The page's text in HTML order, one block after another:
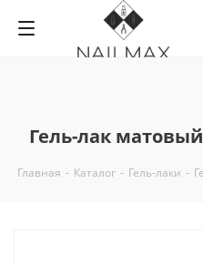
Гель-лак
Главная - Каталог - Гель-лаки -